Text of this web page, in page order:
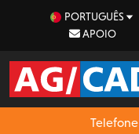
PORTUGUÊS
APOIO
Telefone